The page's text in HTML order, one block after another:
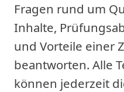
Fragen rund um
Inhalte,
und Vorteile einer
beantworten. Alle
können jederzeit